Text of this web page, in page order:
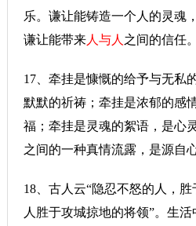
乐。谦让能铸造一个人的灵魂
谦让能带来人与人 之间的信任。
17、牵挂是慷慨的给予与无私
默默的祈祷；牵挂是浓郁的感
福；牵挂是灵魂的絮语，是心
之间的一种真情流露，是源自
18、古人云“隐忍不怒的人，
人胜于攻城掠地的将领”。生